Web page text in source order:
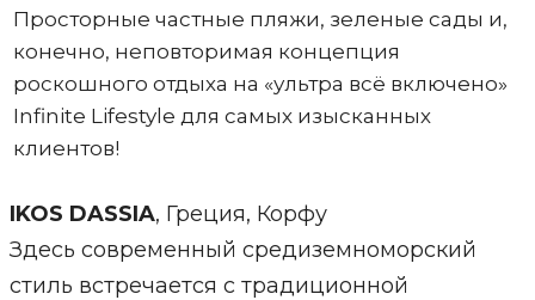
Просторные частные пляжи, зеленые сады и,
конечно, неповторимая концепция
роскошного отдыха на «ультра всё включено»
Infinite Lifestyle для самых изысканных
клиентов!
IKOS DASSIA, Греция, Корфу
Здесь современный средиземноморский
стиль встречается с традиционной